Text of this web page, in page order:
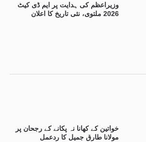
وزیراعظم کی ہدایت پر ایم ڈی کیٹ
2026 ملتوی، نئی تاریخ کا اعلان
خواتین کے کھانا نہ پکانے کے رجحان پر
مولانا طارق جمیل کا ردعمل